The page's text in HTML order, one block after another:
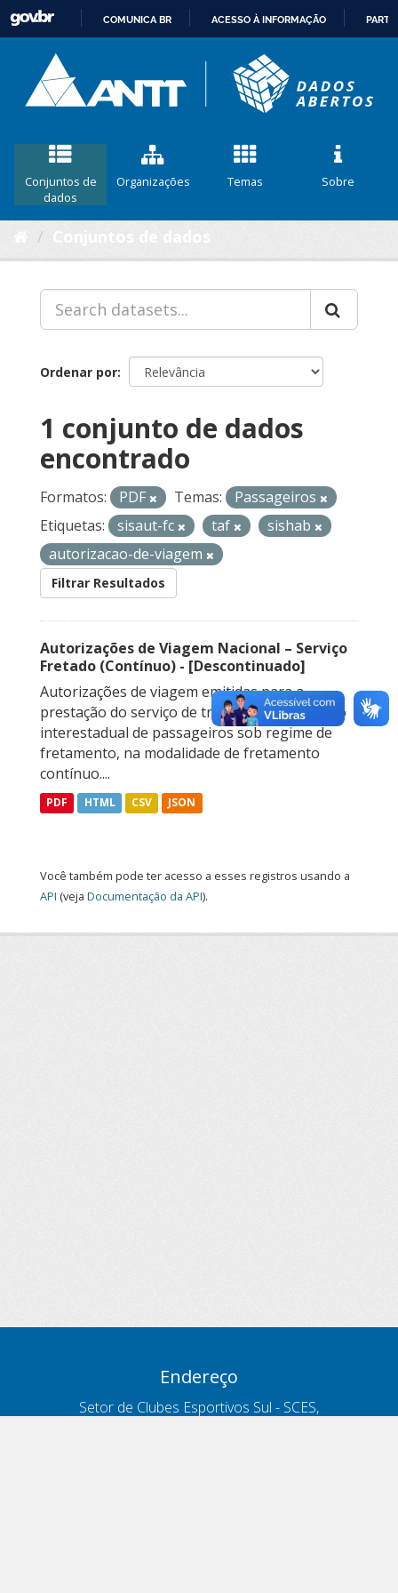
CONTEÚDO
COMUNICA BR ACESSO À INFORMAÇÃO
Conjuntos de
dados
Organizações Temas Sobre
Ordenar por
1 conjunto de dados
encontrado
Formatos: PDF Temas:
Passageiros
Etiquetas:
sisaut-fc taf
sishab
autorizacao-de-viagem
Filtrar Resultados
Autorizações de Viagem Nacional – Serviço
Fretado (Contínuo) - [Descontinuado]
Autorizações de viagem emitidas para a
prestação do serviço de transporte rodoviário
interestadual de passageiros sob regime de
fretamento, na modalidade de fretamento
contínuo....
PDF HTML CSV JSON
Você também pode ter acesso a esses registros usando a
API (veja Documentação da API).
Endereço
Setor de Clubes Esportivos Sul - SCES,